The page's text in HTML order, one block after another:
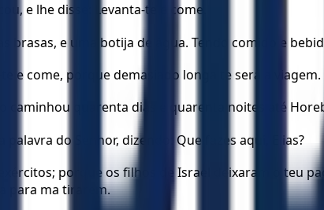
e lhe disse: Levanta-te e come.
brasas, e uma botija de água. Tendo comido e
e come, porque demasiado longa te será a viagem.
caminhou quarenta dias e quarenta noites até
do Senhor, dizendo: Que fazes aqui, Elias?
porque os filhos de Israel deixaram o teu
para ma tirarem.